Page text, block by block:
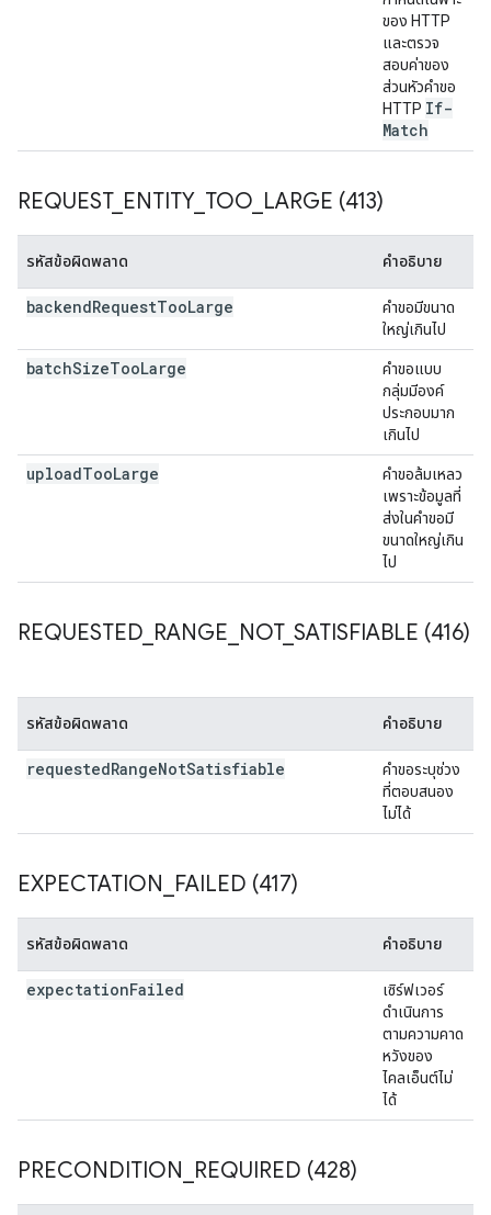
ของ HTTP
และตรวจ
สอบค่าของ
ส่วนหัวคำขอ
HTTP If-
Match
REQUEST_ ENTITY_ TOO LARGE (413)
รหัสข้อผิดพลาด คำอธิบาย
backendRequestTooLarge
คำขอมีขนาด
ใหญ่เกินไป
batchSizeTooLarge
คำขอแบบ
กลุ่มมีองค์
ประกอบมาก
เกินไป
uploadTooLarge
คำขอล้มเหลว
เพราะข้อมูลที่
ส่งในคำขอมี
ขนาดใหญ่เกิน
ไป
REQUESTED RANGE NOT_ SATISFIABLE (416)
รหัสข้อผิดพลาด คำอธิบาย
requestedRangeNotSatisfiable
คำขอระบุช่วง
ที่ตอบสนอง
ไม่ได้
EXPECTATION FAILED (417)
รหัสข้อผิดพลาด คำอธิบาย
expectationFailed
เซิร์ฟเวอร์
ดำเนินการ
ตามความคาด
หวังของ
ไคลเอ็นต์ไม่
ได้
PRECONDITION REQUIRED (428)